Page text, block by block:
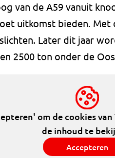
van de A59 vanuit
uitkomst bieden. Met
Later dit jaar
2500 ton onder de
om de cookies van
de inhoud te
Accepteren